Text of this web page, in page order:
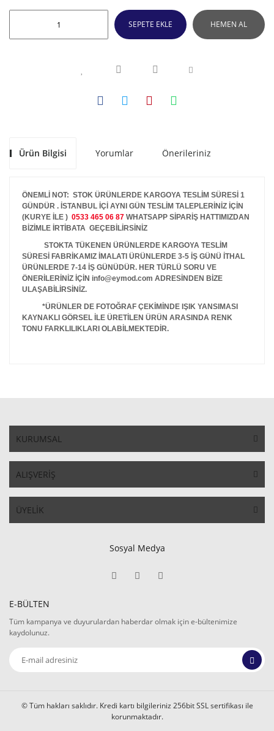
SEPETE EKLE HEMEN AL
Ürün Bilgisi Yorumlar Önerileriniz
ÖNEMLİ NOT: STOK ÜRÜNLERDE KARGOYA TESLİM SÜRESİ 1
GÜNDÜR . İSTANBUL İÇİ AYNI GÜN TESLİM TALEPLERİNİZ İÇİN
(KURYE İLE ) 0533 465 06 87 WHATSAPP SİPARİŞ HATTIMIZDAN
BİZİMLE İRTİBATA GEÇEBİLİRSİNİZ
STOKTA TÜKENEN ÜRÜNLERDE KARGOYA TESLİM
SÜRESİ FABRİKAMIZ İMALATI ÜRÜNLERDE 3-5 İŞ GÜNÜ İTHAL
ÜRÜNLERDE 7-14 İŞ GÜNÜDÜR. HER TÜRLÜ SORU VE
ÖNERİLERİNİZ İÇİN info@eymod.com ADRESİNDEN BİZE
ULAŞABİLİRSİNİZ.
*ÜRÜNLER DE FOTOĞRAF ÇEKİMİNDE IŞIK YANSIMASI
KAYNAKLI GÖRSEL İLE ÜRETİLEN ÜRÜN ARASINDA RENK
TONU FARKLILIKLARI OLABİLMEKTEDİR.
KURUMSAL
ALIŞVERİŞ
ÜYELİK
Sosyal Medya
E-BÜLTEN
Tüm kampanya ve duyurulardan haberdar olmak için e-bültenimize
kaydolunuz.
© Tüm hakları saklıdır. Kredi kartı bilgileriniz 256bit SSL sertifikası ile
korunmaktadır.